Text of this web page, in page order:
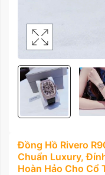
Đồng Hồ Rivero
Chuẩn Luxury,
Hoàn Hảo Cho Cổ